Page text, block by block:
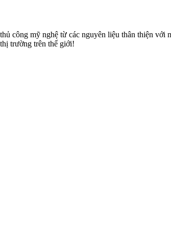
công mỹ nghệ từ các nguyên liệu thân thiện
trường trên thế giới!